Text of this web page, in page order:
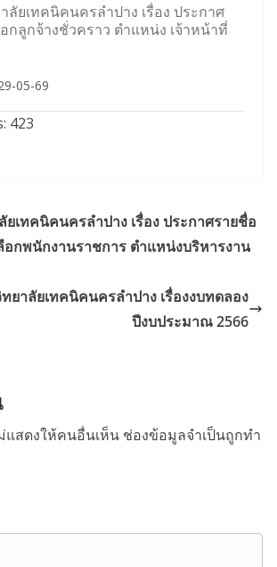
ลัยเทคนิคนครลำปาง เรื่อง ประกาศ
กลูกจ้างชั่วคราว ตำแหน่ง เจ้าหน้าที่
05-69
423
ยเทคนิคนครลำปาง เรื่อง ประกาศรายชื่อ
อกพนักงานราชการ ตำแหน่งบริหารงาน
ยาลัยเทคนิคนครลำปาง เรื่องงบทดลอง
ปีงบประมาณ 2566
แสดงให้คนอื่นเห็น ช่องข้อมูลจำเป็นถูกทำ